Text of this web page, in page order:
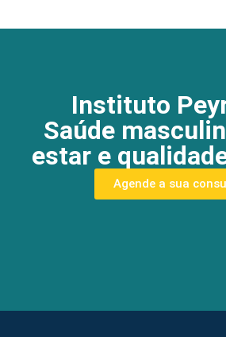
Instituto
Saúde
estar e
Agende a sua